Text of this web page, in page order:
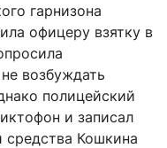
гарнизона
офицеру взятку в
возбуждать
полицейский
и записал
средства Кошкина